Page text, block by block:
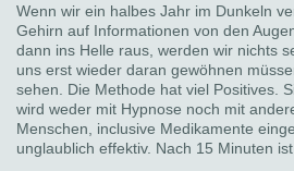
Wenn wir ein halbes Jahr im Dunkeln
Gehirn auf Informationen von den
dann ins Helle raus, werden wir nichts
uns erst wieder daran gewöhnen
sehen. Die Methode hat viel Positives.
wird weder mit Hypnose noch mit
Menschen, inclusive Medikamente
unglaublich effektiv. Nach 15 Minuten